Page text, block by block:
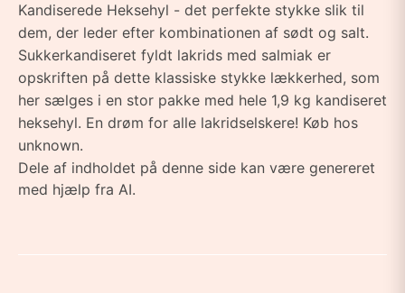
Kandiserede Heksehyl - det perfekte stykke slik til
dem, der leder efter kombinationen af sødt og salt.
Sukkerkandiseret fyldt lakrids med salmiak er
opskriften på dette klassiske stykke lækkerhed, som
her sælges i en stor pakke med hele 1,9 kg kandiseret
heksehyl. En drøm for alle lakridselskere! Køb hos
unknown.
Dele af indholdet på denne side kan være genereret
med hjælp fra AI.